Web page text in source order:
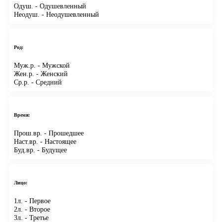
Одуш. - Одушевленный
Неодуш. - Неодушевленный
Род:
Муж.р. - Мужской
Жен.р. - Женский
Ср.р. - Средний
Время:
Прош.вр. - Прошедшее
Наст.вр. - Настоящее
Буд.вр. - Будущее
Лицо:
1л. - Первое
2л. - Второе
3л. - Третье